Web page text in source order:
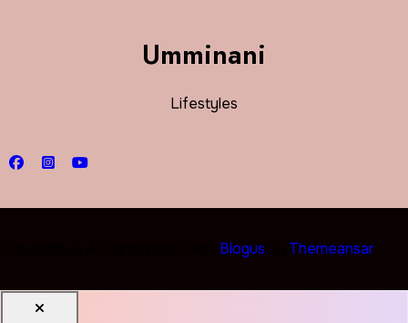
Umminani
Lifestyles
Blogus Themeansar.